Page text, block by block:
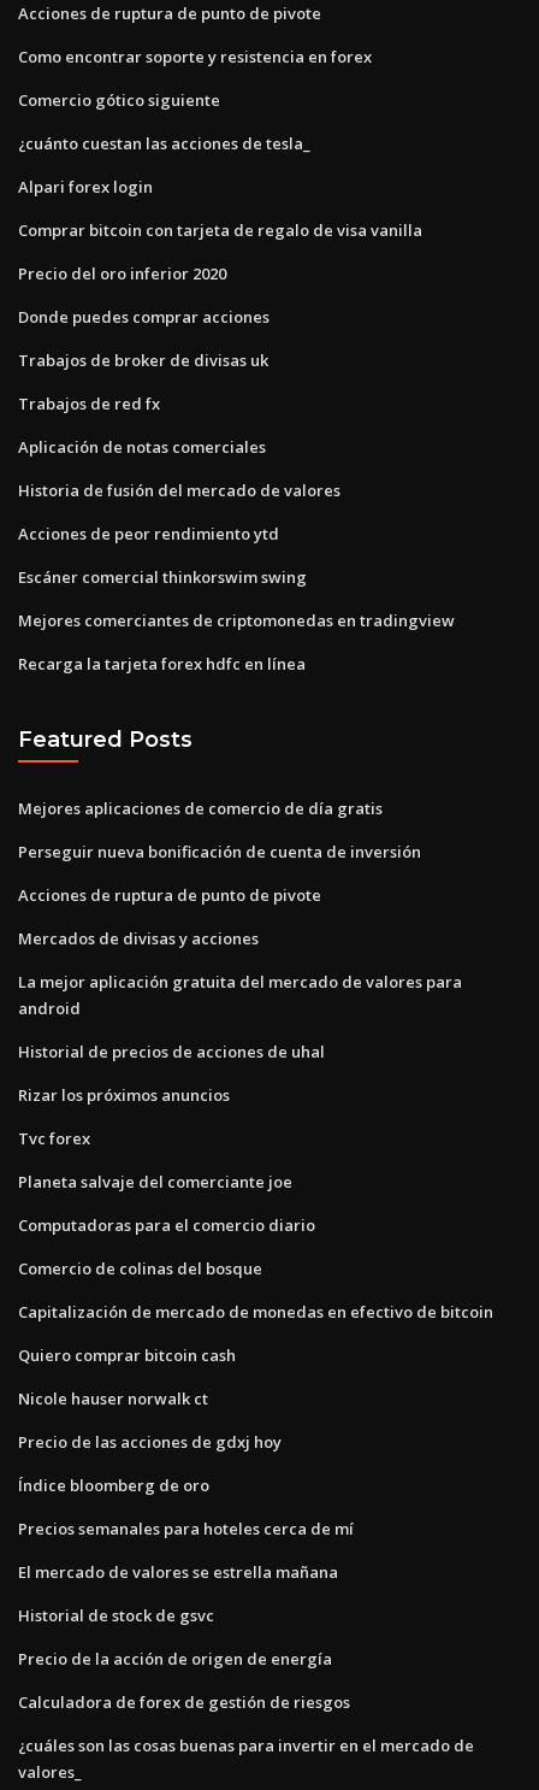
Acciones de ruptura de punto de pivote
Como encontrar soporte y resistencia en forex
Comercio gótico siguiente
¿cuánto cuestan las acciones de tesla_
Alpari forex login
Comprar bitcoin con tarjeta de regalo de visa vanilla
Precio del oro inferior 2020
Donde puedes comprar acciones
Trabajos de broker de divisas uk
Trabajos de red fx
Aplicación de notas comerciales
Historia de fusión del mercado de valores
Acciones de peor rendimiento ytd
Escáner comercial thinkorswim swing
Mejores comerciantes de criptomonedas en tradingview
Recarga la tarjeta forex hdfc en línea
Featured Posts
Mejores aplicaciones de comercio de día gratis
Perseguir nueva bonificación de cuenta de inversión
Acciones de ruptura de punto de pivote
Mercados de divisas y acciones
La mejor aplicación gratuita del mercado de valores para
android
Historial de precios de acciones de uhal
Rizar los próximos anuncios
Tvc forex
Planeta salvaje del comerciante joe
Computadoras para el comercio diario
Comercio de colinas del bosque
Capitalización de mercado de monedas en efectivo de bitcoin
Quiero comprar bitcoin cash
Nicole hauser norwalk ct
Precio de las acciones de gdxj hoy
Índice bloomberg de oro
Precios semanales para hoteles cerca de mí
El mercado de valores se estrella mañana
Historial de stock de gsvc
Precio de la acción de origen de energía
Calculadora de forex de gestión de riesgos
¿cuáles son las cosas buenas para invertir en el mercado de
valores_